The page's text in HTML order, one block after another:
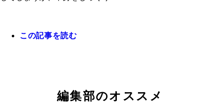
る
月31日に暫定税率が廃止されることが決定した
この記事を読む
編集部のオススメ